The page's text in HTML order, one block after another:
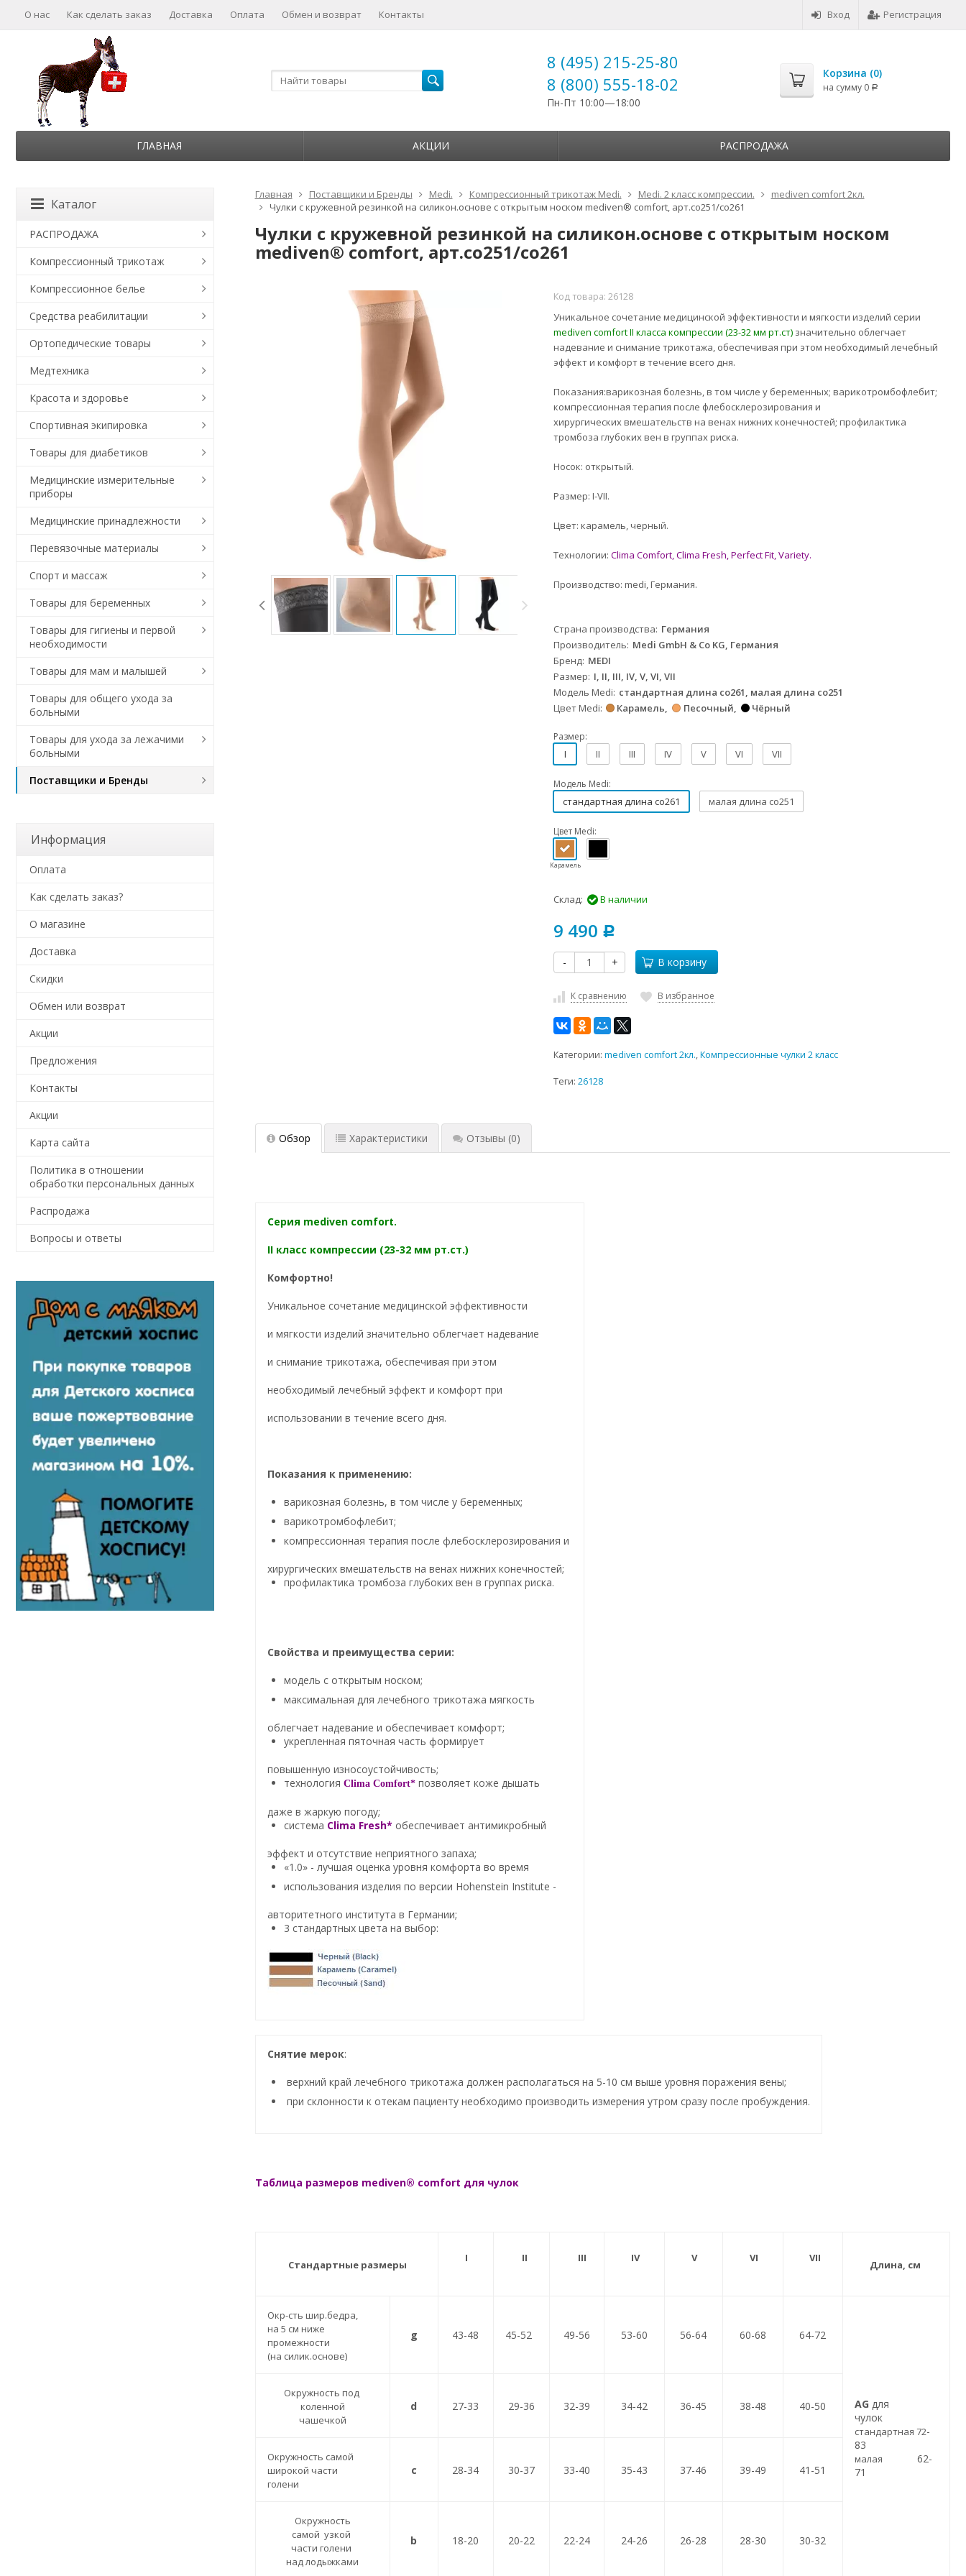
Вход Регистрация
О нас Как сделать заказ Доставка Оплата Обмен и возврат Контакты
8 (495) 215-25-80
8 (800) 555-18-02
Пн-Пт 10:00—18:00
Корзина (0)
на сумму 0 Р
ГЛАВНАЯ АКЦИИ РАСПРОДАЖА
Главная Поставщики и Бренды Medi. Компрессионный трикотаж Medi. Medi. 2 класс компрессии.
mediven comfort 2кл.
Чулки с кружевной резинкой на силикон.основе c открытым носком mediven® comfort, арт.co251/co261
Чулки с кружевной резинкой на силикон.основе c открытым носком
mediven® comfort, арт.co251/co261
Код товара:26128
Уникальное сочетание медицинской эффективности и мягкости изделий серии
mediven comfort II класса компрессии (23-32 мм рт.ст) значительно облегчает
надевание и снимание трикотажа, обеспечивая при этом необходимый лечебный
эффект и комфорт в течение всего дня.
Показания:варикозная болезнь, в том числе у беременных; варикотромбофлебит;
компрессионная терапия после флебосклерозирования и
хирургических вмешательств на венах нижних конечностей; профилактика
тромбоза глубоких вен в группах риска.
Носок: открытый.
Размер: I-VII.
Цвет: карамель, черный.
Технологии:Clima Comfort, Clima Fresh, Perfect Fit, Variety.
Производство: medi, Германия.
Страна производства Германия
Производитель Medi GmbH & Co KG, Германия
Бренд MEDI
Размер I, II, III, IV, V, VI, VII
Модель Medi стандартная длина co261, малая длина co251
Цвет Medi
Карамель Песочный Чёрный
Размер:
I II III IV V VI VII
Модель Medi:
стандартная длина co261 малая длина co251
Цвет Medi:
Карамель
Склад: В наличии
9 490 Р
- + В корзину
К сравнению В избранное
Категории:mediven comfort 2кл.,Компрессионные чулки 2 класс
Теги:26128
Обзор Характеристики Отзывы (0)
Серия mediven comfort.
II класс компрессии (23-32 мм рт.ст.)
Комфортно!
Уникальное сочетание медицинской эффективности
и мягкости изделий значительно облегчает надевание
и снимание трикотажа, обеспечивая при этом
необходимый лечебный эффект и комфорт при
использовании в течение всего дня.
Показания к применению:
варикозная болезнь, в том числе у беременных;
варикотромбофлебит;
компрессионная терапия после флебосклерозирования и
хирургических вмешательств на венах нижних конечностей;
профилактика тромбоза глубоких вен в группах риска.
Свойства и преимущества серии:
модель с открытым носком;
максимальная для лечебного трикотажа мягкость
облегчает надевание и обеспечивает комфорт;
укрепленная пяточная часть формирует
повышенную износоустойчивость;
технология Clima Comfort*позволяет коже дышать
даже в жаркую погоду;
система Clima Fresh* обеспечивает антимикробный
эффект и отсутствие неприятного запаха;
«1.0» - лучшая оценка уровня комфорта во время
использования изделия по версии Hohenstein Institute -
авторитетного института в Германии;
3 стандартных цвета на выбор:
Снятие мерок:
верхний край лечебного трикотажа должен располагаться на 5-10 см выше уровня поражения вены;
при склонности к отекам пациенту необходимо производить измерения утром сразу после пробуждения.
Таблица размеров mediven® comfort для чулок
Стандартные размеры
I II III IV V VI VII
Длина, см
Окр-сть шир.бедра,
на 5 см ниже
промежности
(на силик.основе)
g 43-48 45-52 49-56 53-60 56-64 60-68 64-72
AG для
чулок
стандартная 72-
83
малая 62-
71
Окружность под
коленной
чашечкой
d 27-33 29-36 32-39 34-42 36-45 38-48 40-50
Окружность самой
широкой части
голени
c 28-34 30-37 33-40 35-43 37-46 39-49 41-51
Окружность
самой узкой
части голени
над лодыжками
b 18-20 20-22 22-24 24-26 26-28 28-30 30-32
Каталог
РАСПРОДАЖА
Компрессионный трикотаж
Компрессионное белье
Средства реабилитации
Ортопедические товары
Медтехника
Красота и здоровье
Спортивная экипировка
Товары для диабетиков
Медицинские измерительные
приборы
Медицинские принадлежности
Перевязочные материалы
Спорт и массаж
Товары для беременных
Товары для гигиены и первой
необходимости
Товары для мам и малышей
Товары для общего ухода за
больными
Товары для ухода за лежачими
больными
Поставщики и Бренды
Информация
Оплата
Как сделать заказ?
О магазине
Доставка
Скидки
Обмен или возврат
Акции
Предложения
Контакты
Акции
Карта сайта
Политика в отношении
обработки персональных данных
Распродажа
Вопросы и ответы